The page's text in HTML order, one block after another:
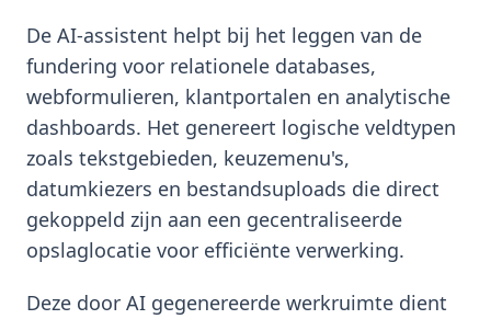
De AI-assistent helpt bij het leggen van de
fundering voor relationele databases,
webformulieren, klantportalen en analytische
dashboards. Het genereert logische veldtypen
zoals tekstgebieden, keuzemenu's,
datumkiezers en bestandsuploads die direct
gekoppeld zijn aan een gecentraliseerde
opslaglocatie voor efficiënte verwerking.
Deze door AI gegenereerde werkruimte dient